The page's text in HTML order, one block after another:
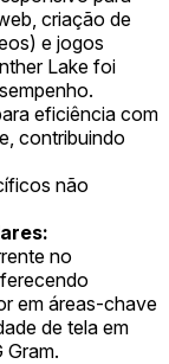
criação de
e jogos
Lake foi
eficiência com
contribuindo
não
no
em áreas-chave
de tela em
Gram.